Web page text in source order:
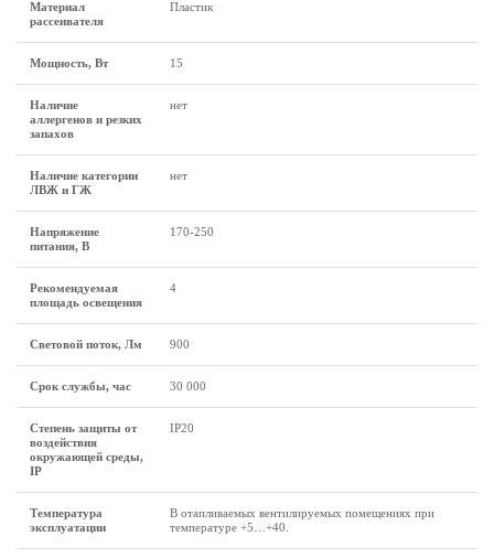
Материал
рассеивателя
Пластик
Мощность, Вт 15
Наличие
аллергенов и резких
запахов
нет
Наличие категории
ЛВЖ и ГЖ
нет
Напряжение
питания, В
170-250
Рекомендуемая
площадь освещения
4
Световой поток, Лм 900
Срок службы, час 30 000
Степень защиты от
воздействия
окружающей среды,
IP
IP20
Температура
эксплуатации
В отапливаемых вентилируемых помещениях при
температуре +5…+40.